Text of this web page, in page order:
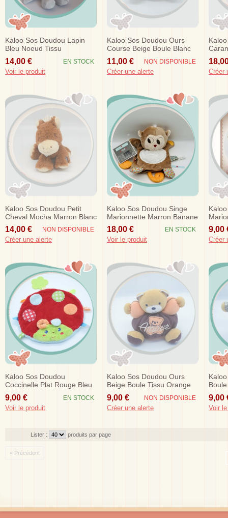
Kaloo Sos Doudou Lapin
Bleu Noeud Tissu
14,00 € EN STOCK
Voir le produit
Kaloo Sos Doudou Ours
Course Beige Boule Blanc
Bleu Voiture 24 Cm
11,00 € NON DISPONIBLE
Créer une alerte
18
Créer
Kaloo Sos Doudou Petit
Cheval Mocha Marron Blanc
Les Amis Forme
14,00 € NON DISPONIBLE
Créer une alerte
Kaloo Sos Doudou Singe
Marionnette Marron Banane
Orange
18,00 € EN STOCK
Voir le produit
9,00
Créer
Kaloo Sos Doudou
Coccinelle Plat Rouge Bleu
Anneau Dentition
9,00 € EN STOCK
Voir le produit
Kaloo Sos Doudou Ours
Beige Boule Tissu Orange
Amour
9,00 € NON DISPONIBLE
Créer une alerte
9,00
Voir
Lister : produits par page
« Précédent